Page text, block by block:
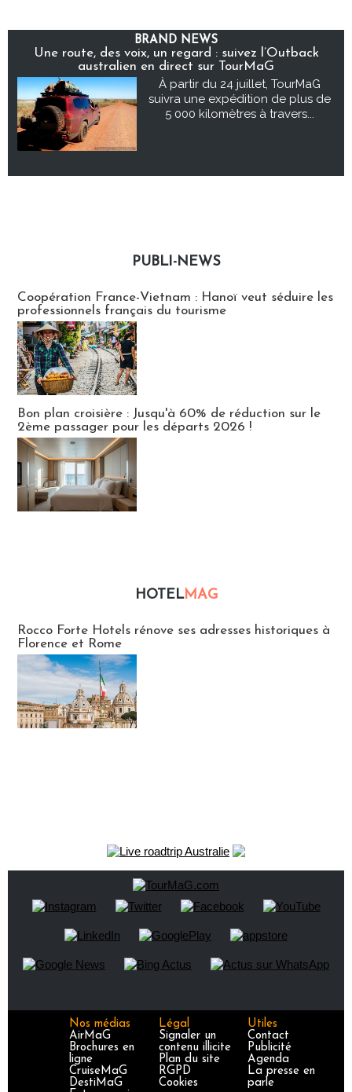
BRAND NEWS
Une route, des voix, un regard : suivez l’Outback
australien en direct sur TourMaG
À partir du 24 juillet, TourMaG
suivra une expédition de plus de
5 000 kilomètres à travers...
PUBLI-NEWS
Coopération France-Vietnam : Hanoï veut séduire les
professionnels français du tourisme
Bon plan croisière : Jusqu'à 60% de réduction sur le
2ème passager pour les départs 2026 !
HOTELMAG
Rocco Forte Hotels rénove ses adresses historiques à
Florence et Rome
Nos médias
AirMaG
Brochures en
ligne
CruiseMaG
DestiMaG
Légal
Signaler un
contenu illicite
Plan du site
RGPD
Cookies
Utiles
Contact
Publicité
Agenda
La presse en
parle